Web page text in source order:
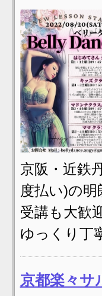
京阪・近鉄
度払い)の
受講も大歓
ゆっくり丁
京都楽々サ